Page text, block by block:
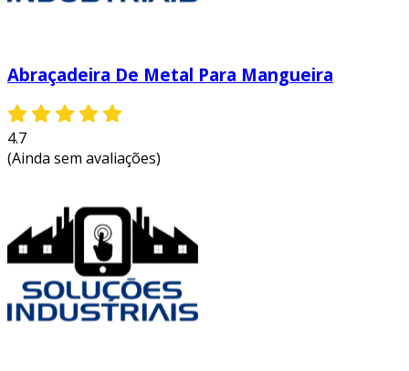
Abraçadeira De Metal Para Mangueira
4.7
(Ainda sem avaliações)